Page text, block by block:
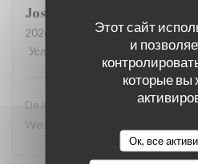
Этот сайт
и
которые вы
Ок, все
Josee
2026-08-02
- 13:00 - гости 4
Услуги
Атмосфера:5/5
De lunch was erg lekker en het
We komen graag weer terug